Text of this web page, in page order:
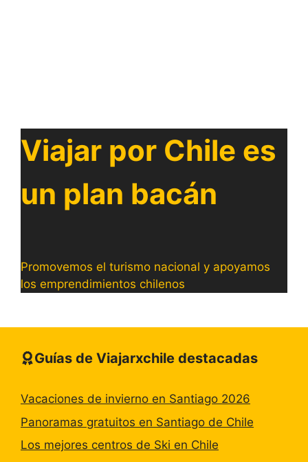
Viajar por Chile es
un plan bacán
Promovemos el turismo nacional y apoyamos
los emprendimientos chilenos
Guías de Viajarxchile destacadas
Vacaciones de invierno en Santiago 2026
Panoramas gratuitos en Santiago de Chile
Los mejores centros de Ski en Chile